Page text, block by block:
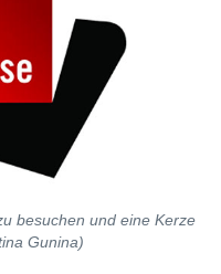
besuchen und eine Kerze
Gunina)